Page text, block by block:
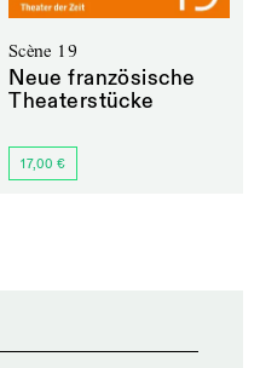
Scène 19
Neue französische
Theaterstücke
17,00 €